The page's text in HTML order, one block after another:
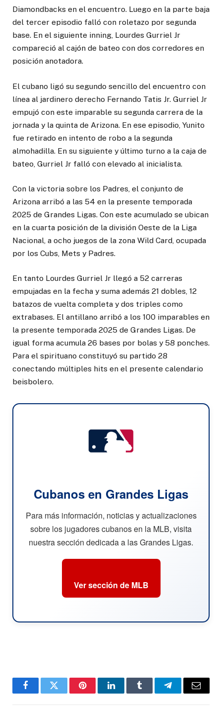
Diamondbacks en el encuentro. Luego en la parte baja
del tercer episodio falló con roletazo por segunda
base. En el siguiente inning, Lourdes Gurriel Jr
compareció al cajón de bateo con dos corredores en
posición anotadora.
El cubano ligó su segundo sencillo del encuentro con
línea al jardinero derecho Fernando Tatis Jr. Gurriel Jr
empujó con este imparable su segunda carrera de la
jornada y la quinta de Arizona. En ese episodio, Yunito
fue retirado en intento de robo a la segunda
almohadilla. En su siguiente y último turno a la caja de
bateo, Gurriel Jr falló con elevado al inicialista.
Con la victoria sobre los Padres, el conjunto de
Arizona arribó a las 54 en la presente temporada
2025 de Grandes Ligas. Con este acumulado se ubican
en la cuarta posición de la división Oeste de la Liga
Nacional, a ocho juegos de la zona Wild Card, ocupada
por los Cubs, Mets y Padres.
En tanto Lourdes Gurriel Jr llegó a 52 carreras
empujadas en la fecha y suma además 21 dobles, 12
batazos de vuelta completa y dos triples como
extrabases. El antillano arribó a los 100 imparables en
la presente temporada 2025 de Grandes Ligas. De
igual forma acumula 26 bases por bolas y 58 ponches.
Para el spirituano constituyó su partido 28
conectando múltiples hits en el presente calendario
beisbolero.
Cubanos en Grandes Ligas
Para más información, noticias y actualizaciones
sobre los jugadores cubanos en la MLB, visita
nuestra sección dedicada a las Grandes Ligas.
Ver sección de MLB
FacebookTwitter PinterestLinkedInTumblr TelegramEmail